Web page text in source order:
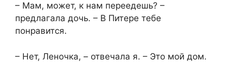
– Мам, может, к нам переедешь? –
предлагала дочь. – В Питере тебе
понравится.
– Нет, Леночка, – отвечала я. – Это мой дом.